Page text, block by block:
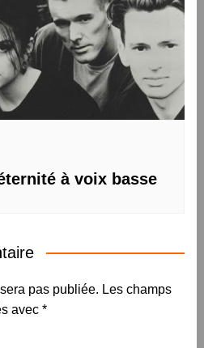
à voix basse
pas publiée. Les champs
avec *